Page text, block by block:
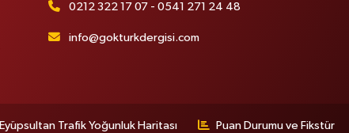
0212 322 17 07 - 0541 271 24 48
info@gokturkdergisi.com
Eyüpsultan Trafik Yoğunluk Haritası Puan Durumu ve Fikstür